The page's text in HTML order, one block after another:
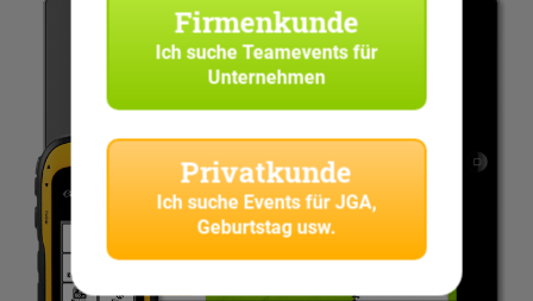
Firmenkunde
Ich sucheTeamevents für
Unternehmen
Privatkunde
Ich suche Events für JGA,
Geburtstag usw.